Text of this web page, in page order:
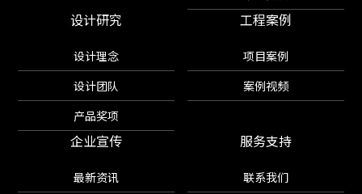
设计研究
设计理念
设计团队
产品奖项
工程案例
项目案例
案例视频
企业宣传
最新资讯
服务支持
联系我们